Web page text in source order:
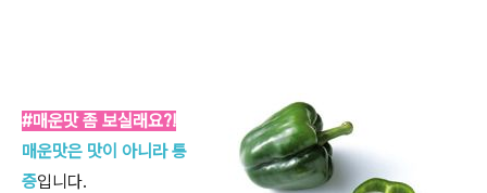
#매운맛 좀 보실래요?!
매운맛은 맛이 아니라 통
증입니다.